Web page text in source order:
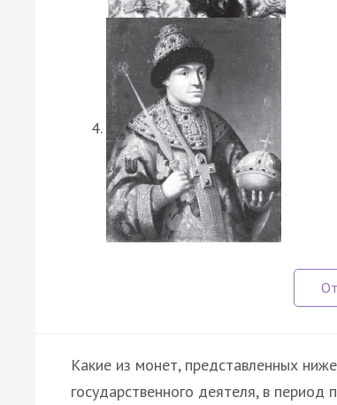
Какие из монет, представленных
государственного деятеля, в